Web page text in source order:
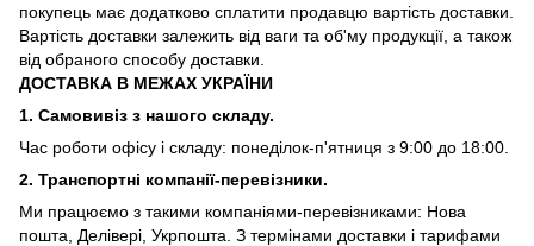
покупець має додатково сплатити продавцю вартість доставки.
Вартість доставки залежить від ваги та об'му продукції, а також
від обраного способу доставки.
ДОСТАВКА В МЕЖАХ УКРАЇНИ
1. Самовивіз з нашого складу.
Час роботи офісу і складу: понеділок-п'ятниця з 9:00 до 18:00.
2. Транспортні компанії-перевізники.
Ми працюємо з такими компаніями-перевізниками: Нова
пошта, Делівері, Укрпошта. З термінами доставки і тарифами